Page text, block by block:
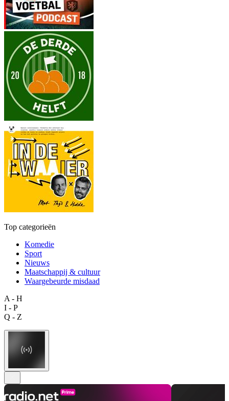
Top categorieën
Komedie
Sport
Nieuws
Maatschappij & cultuur
Waargebeurde misdaad
A - H
I - P
Q - Z